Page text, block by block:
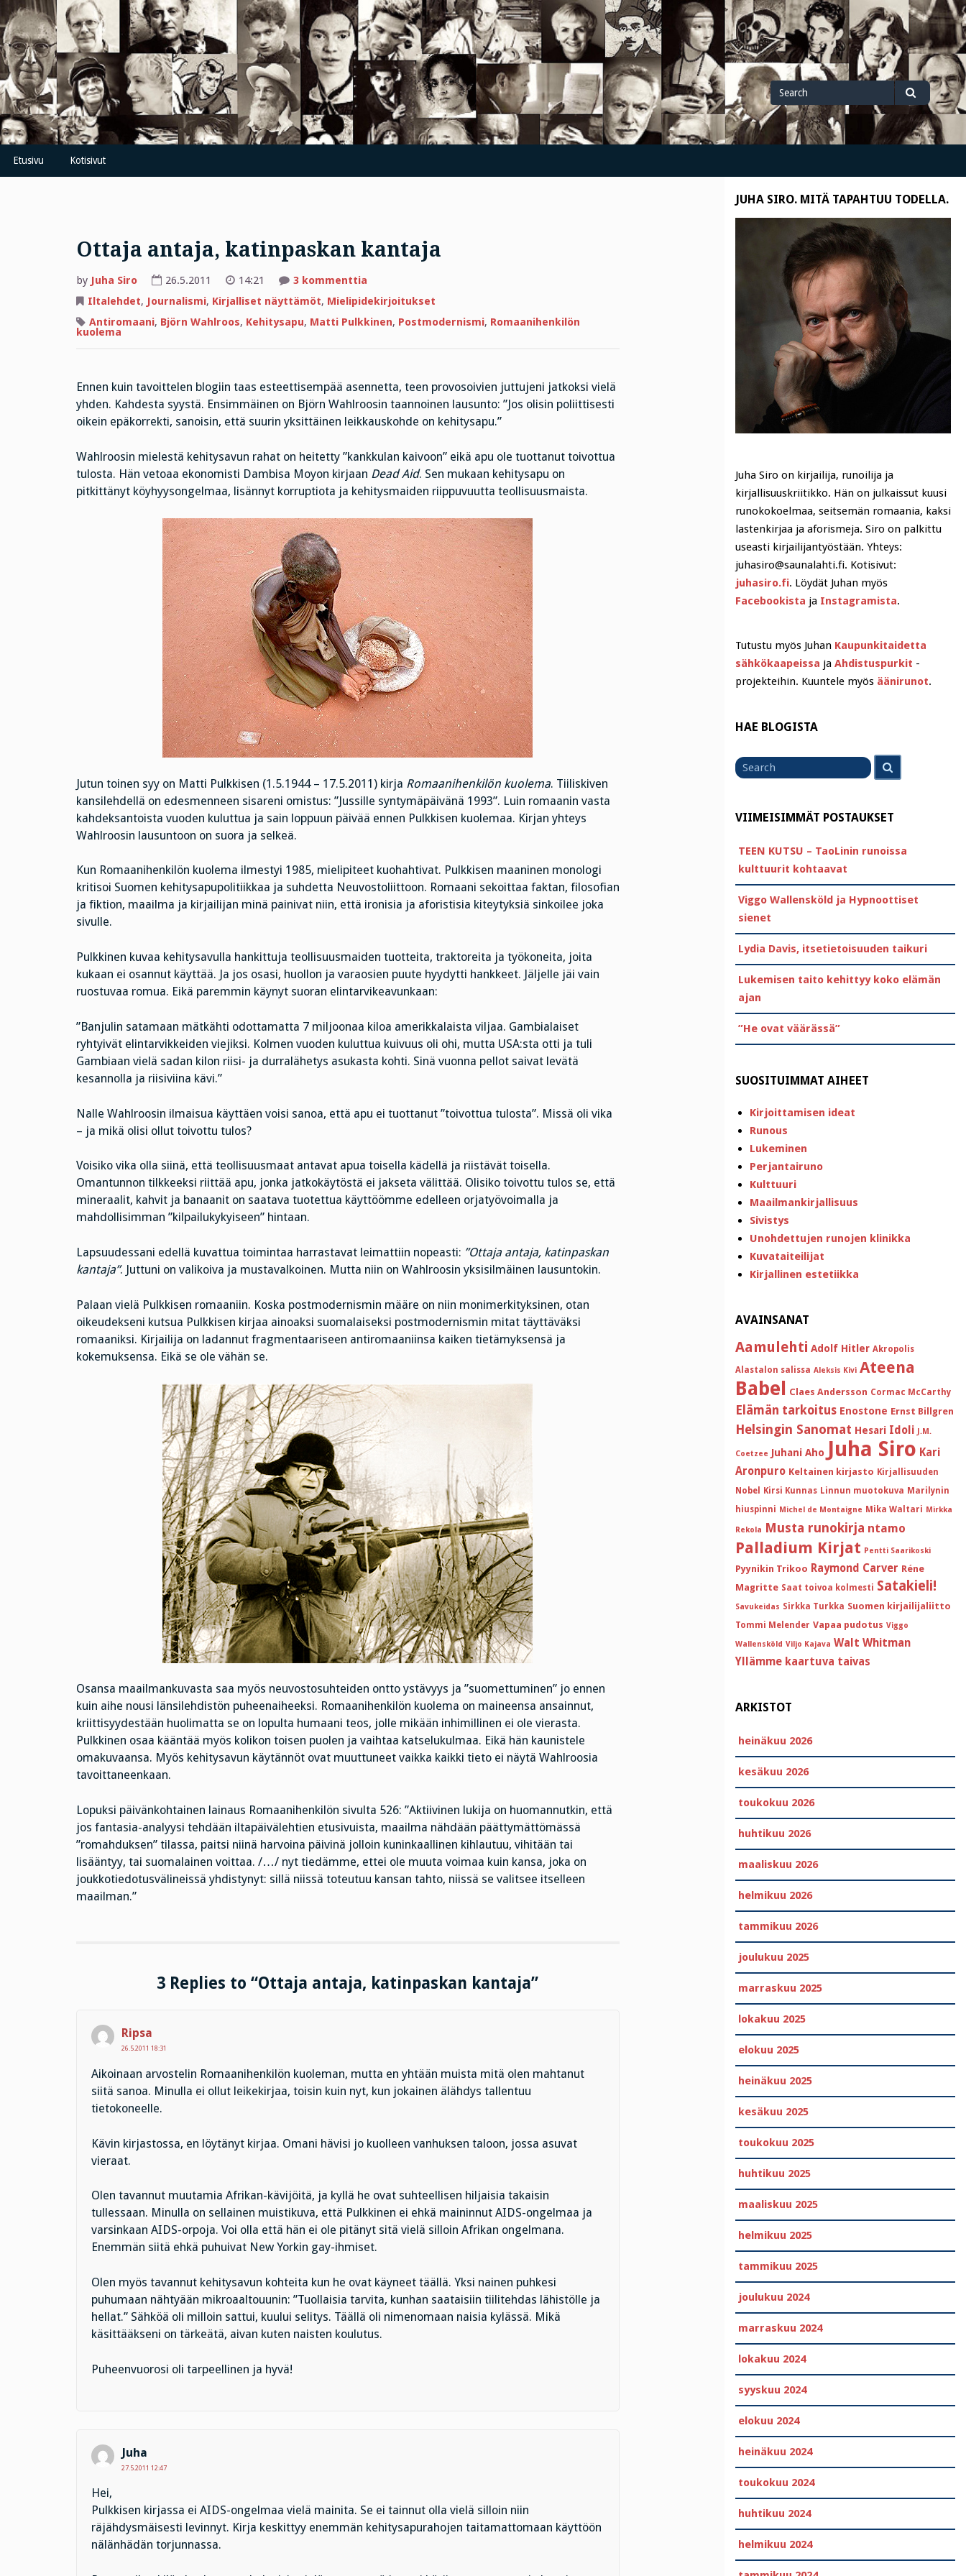
Skip
to
content
Search
for
Search
Etusivu Kotisivut
Ottaja antaja, katinpaskan kantaja
by Juha Siro 26.5.2011 14:21 3 kommenttiaartikkeliin
antaja,
katinpaskan
kantaja
Iltalehdet, Journalismi, Kirjalliset näyttämöt, Mielipidekirjoitukset
Antiromaani, Björn Wahlroos, Kehitysapu, Matti Pulkkinen, Postmodernismi, Romaanihenkilön
kuolema
Ennen kuin tavoittelen blogiin taas esteettisempää asennetta, teen provosoivien juttujeni jatkoksi vielä
yhden. Kahdesta syystä. Ensimmäinen on Björn Wahlroosin taannoinen lausunto: ”Jos olisin poliittisesti
oikein epäkorrekti, sanoisin, että suurin yksittäinen leikkauskohde on kehitysapu.”
Wahlroosin mielestä kehitysavun rahat on heitetty ”kankkulan kaivoon” eikä apu ole tuottanut toivottua
tulosta. Hän vetoaa ekonomisti Dambisa Moyon kirjaan Dead Aid. Sen mukaan kehitysapu on
pitkittänyt köyhyysongelmaa, lisännyt korruptiota ja kehitysmaiden riippuvuutta teollisuusmaista.
Jutun toinen syy on Matti Pulkkisen (1.5.1944 – 17.5.2011) kirja Romaanihenkilön kuolema. Tiiliskiven
kansilehdellä on edesmenneen sisareni omistus: ”Jussille syntymäpäivänä 1993”. Luin romaanin vasta
kahdeksantoista vuoden kuluttua ja sain loppuun päivää ennen Pulkkisen kuolemaa. Kirjan yhteys
Wahlroosin lausuntoon on suora ja selkeä.
Kun Romaanihenkilön kuolema ilmestyi 1985, mielipiteet kuohahtivat. Pulkkisen maaninen monologi
kritisoi Suomen kehitysapupolitiikkaa ja suhdetta Neuvostoliittoon. Romaani sekoittaa faktan, filosofian
ja fiktion, maailma ja kirjailijan minä painivat niin, että ironisia ja aforistisia kiteytyksiä sinkoilee joka
sivulle.
Pulkkinen kuvaa kehitysavulla hankittuja teollisuusmaiden tuotteita, traktoreita ja työkoneita, joita
kukaan ei osannut käyttää. Ja jos osasi, huollon ja varaosien puute hyydytti hankkeet. Jäljelle jäi vain
ruostuvaa romua. Eikä paremmin käynyt suoran elintarvikeavunkaan:
”Banjulin satamaan mätkähti odottamatta 7 miljoonaa kiloa amerikkalaista viljaa. Gambialaiset
ryhtyivät elintarvikkeiden viejiksi. Kolmen vuoden kuluttua kuivuus oli ohi, mutta USA:sta otti ja tuli
Gambiaan vielä sadan kilon riisi- ja durralähetys asukasta kohti. Sinä vuonna pellot saivat levätä
kesannolla ja riisiviina kävi.”
Nalle Wahlroosin ilmaisua käyttäen voisi sanoa, että apu ei tuottanut ”toivottua tulosta”. Missä oli vika
– ja mikä olisi ollut toivottu tulos?
Voisiko vika olla siinä, että teollisuusmaat antavat apua toisella kädellä ja riistävät toisella.
Omantunnon tilkkeeksi riittää apu, jonka jatkokäytöstä ei jakseta välittää. Olisiko toivottu tulos se, että
mineraalit, kahvit ja banaanit on saatava tuotettua käyttöömme edelleen orjatyövoimalla ja
mahdollisimman ”kilpailukykyiseen” hintaan.
Lapsuudessani edellä kuvattua toimintaa harrastavat leimattiin nopeasti: ”Ottaja antaja, katinpaskan
kantaja”. Juttuni on valikoiva ja mustavalkoinen. Mutta niin on Wahlroosin yksisilmäinen lausuntokin.
Palaan vielä Pulkkisen romaaniin. Koska postmodernismin määre on niin monimerkityksinen, otan
oikeudekseni kutsua Pulkkisen kirjaa ainoaksi suomalaiseksi postmodernismin mitat täyttäväksi
romaaniksi. Kirjailija on ladannut fragmentaariseen antiromaaniinsa kaiken tietämyksensä ja
kokemuksensa. Eikä se ole vähän se.
Osansa maailmankuvasta saa myös neuvostosuhteiden ontto ystävyys ja ”suomettuminen” jo ennen
kuin aihe nousi länsilehdistön puheenaiheeksi. Romaanihenkilön kuolema on maineensa ansainnut,
kriittisyydestään huolimatta se on lopulta humaani teos, jolle mikään inhimillinen ei ole vierasta.
Pulkkinen osaa kääntää myös kolikon toisen puolen ja vaihtaa katselukulmaa. Eikä hän kaunistele
omakuvaansa. Myös kehitysavun käytännöt ovat muuttuneet vaikka kaikki tieto ei näytä Wahlroosia
tavoittaneenkaan.
Lopuksi päivänkohtainen lainaus Romaanihenkilön sivulta 526: ”Aktiivinen lukija on huomannutkin, että
jos fantasia-analyysi tehdään iltapäivälehtien etusivuista, maailma nähdään päättymättömässä
”romahduksen” tilassa, paitsi niinä harvoina päivinä jolloin kuninkaallinen kihlautuu, vihitään tai
lisääntyy, tai suomalainen voittaa. /…/ nyt tiedämme, ettei ole muuta voimaa kuin kansa, joka on
joukkotiedotusvälineissä yhdistynyt: sillä niissä toteutuu kansan tahto, niissä se valitsee itselleen
maailman.”
3 Replies to “Ottaja antaja, katinpaskan kantaja”
Ripsa
26.5.2011 18:31
Aikoinaan arvostelin Romaanihenkilön kuoleman, mutta en yhtään muista mitä olen mahtanut
siitä sanoa. Minulla ei ollut leikekirjaa, toisin kuin nyt, kun jokainen älähdys tallentuu
tietokoneelle.
Kävin kirjastossa, en löytänyt kirjaa. Omani hävisi jo kuolleen vanhuksen taloon, jossa asuvat
vieraat.
Olen tavannut muutamia Afrikan-kävijöitä, ja kyllä he ovat suhteellisen hiljaisia takaisin
tullessaan. Minulla on sellainen muistikuva, että Pulkkinen ei ehkä maininnut AIDS-ongelmaa ja
varsinkaan AIDS-orpoja. Voi olla että hän ei ole pitänyt sitä vielä silloin Afrikan ongelmana.
Enemmän siitä ehkä puhuivat New Yorkin gay-ihmiset.
Olen myös tavannut kehitysavun kohteita kun he ovat käyneet täällä. Yksi nainen puhkesi
puhumaan nähtyään mikroaaltouunin: ”Tuollaisia tarvita, kunhan saataisiin tiilitehdas lähistölle ja
hellat.” Sähköä oli milloin sattui, kuului selitys. Täällä oli nimenomaan naisia kylässä. Mikä
käsittääkseni on tärkeätä, aivan kuten naisten koulutus.
Puheenvuorosi oli tarpeellinen ja hyvä!
Juha
27.5.2011 12:47
Hei,
Pulkkisen kirjassa ei AIDS-ongelmaa vielä mainita. Se ei tainnut olla vielä silloin niin
räjähdysmäisesti levinnyt. Kirja keskittyy enemmän kehitysapurahojen taitamattomaan käyttöön
nälänhädän torjunnassa.
JUHA SIRO. MITÄ TAPAHTUU TODELLA.
Juha Siro on kirjailija, runoilija ja
kirjallisuuskriitikko. Hän on julkaissut kuusi
runokokoelmaa, seitsemän romaania, kaksi
lastenkirjaa ja aforismeja. Siro on palkittu
useasti kirjailijantyöstään. Yhteys:
juhasiro@saunalahti.fi. Kotisivut:
juhasiro.fi. Löydät Juhan myös
Facebookista ja Instagramista.
Tutustu myös Juhan Kaupunkitaidetta
sähkökaapeissa ja Ahdistuspurkit -
projekteihin. Kuuntele myös äänirunot.
HAE BLOGISTA
for
VIIMEISIMMÄT POSTAUKSET
TEEN KUTSU – TaoLinin runoissa
kulttuurit kohtaavat
Viggo Wallensköld ja Hypnoottiset
sienet
Lydia Davis, itsetietoisuuden taikuri
Lukemisen taito kehittyy koko elämän
ajan
”He ovat väärässä”
SUOSITUIMMAT AIHEET
Kirjoittamisen ideat
Runous
Lukeminen
Perjantairuno
Kulttuuri
Maailmankirjallisuus
Sivistys
Unohdettujen runojen klinikka
Kuvataiteilijat
Kirjallinen estetiikka
AVAINSANAT
Aamulehti Adolf Hitler Akropolis
Alastalon salissa Aleksis Kivi Ateena
Babel Claes Andersson Cormac McCarthy
Elämän tarkoitus Enostone Ernst Billgren
Helsingin Sanomat Hesari Idoli J.M.
Coetzee Juhani Aho Juha Siro Kari
Aronpuro Keltainen kirjasto Kirjallisuuden
Nobel
Kirsi Kunnas Linnun muotokuva Marilynin
hiuspinni Michel de Montaigne Mika Waltari Mirkka
Rekola Musta runokirja ntamo
Palladium Kirjat Pentti Saarikoski
Pyynikin Trikoo Raymond Carver Réne
Magritte Saat toivoa kolmesti Satakieli!
Savukeidas Sirkka Turkka Suomen kirjailijaliitto
Tommi Melender Vapaa pudotus Viggo
Wallensköld Viljo Kajava Walt Whitman
Yllämme kaartuva taivas
ARKISTOT
heinäkuu 2026
kesäkuu 2026
toukokuu 2026
huhtikuu 2026
maaliskuu 2026
helmikuu 2026
tammikuu 2026
joulukuu 2025
marraskuu 2025
lokakuu 2025
elokuu 2025
heinäkuu 2025
kesäkuu 2025
toukokuu 2025
huhtikuu 2025
maaliskuu 2025
helmikuu 2025
tammikuu 2025
joulukuu 2024
marraskuu 2024
lokakuu 2024
syyskuu 2024
elokuu 2024
heinäkuu 2024
toukokuu 2024
huhtikuu 2024
helmikuu 2024